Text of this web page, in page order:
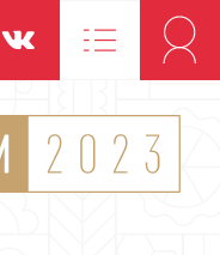
Вконтакте